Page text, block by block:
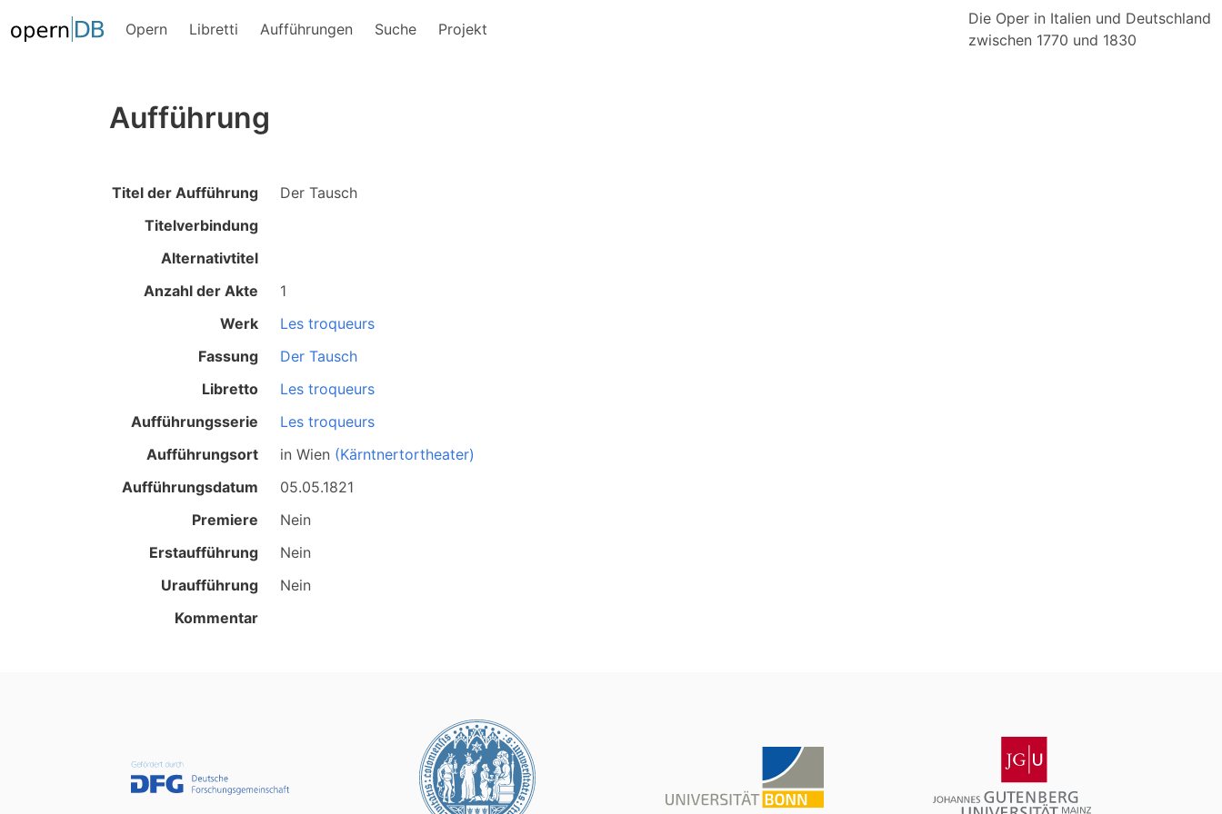
Opern Libretti Aufführungen Suche Projekt
Die Oper in Italien und Deutschland
zwischen 1770 und 1830
Aufführung
Titel der Aufführung
Der Tausch
Titelverbindung
Alternativtitel
Anzahl der Akte
1
Werk
Les troqueurs
Fassung
Der Tausch
Libretto
Les troqueurs
Aufführungsserie
Les troqueurs
Aufführungsort
in Wien (Kärntnertortheater)
Aufführungsdatum
05.05.1821
Premiere
Nein
Erstaufführung
Nein
Uraufführung
Nein
Kommentar